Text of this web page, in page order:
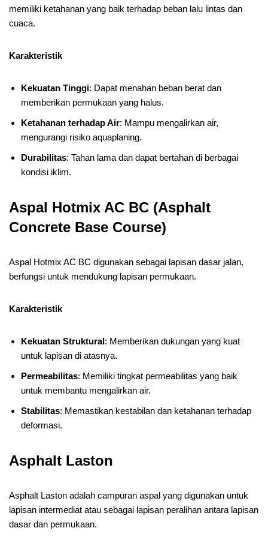
memiliki ketahanan yang baik terhadap beban lalu lintas dan
cuaca.
Karakteristik
Kekuatan Tinggi: Dapat menahan beban berat dan
memberikan permukaan yang halus.
Ketahanan terhadap Air: Mampu mengalirkan air,
mengurangi risiko aquaplaning.
Durabilitas: Tahan lama dan dapat bertahan di berbagai
kondisi iklim.
Aspal Hotmix AC BC (Asphalt
Concrete Base Course)
Aspal Hotmix AC BC digunakan sebagai lapisan dasar jalan,
berfungsi untuk mendukung lapisan permukaan.
Karakteristik
Kekuatan Struktural: Memberikan dukungan yang kuat
untuk lapisan di atasnya.
Permeabilitas: Memiliki tingkat permeabilitas yang baik
untuk membantu mengalirkan air.
Stabilitas: Memastikan kestabilan dan ketahanan terhadap
deformasi.
Asphalt Laston
Asphalt Laston adalah campuran aspal yang digunakan untuk
lapisan intermediat atau sebagai lapisan peralihan antara lapisan
dasar dan permukaan.